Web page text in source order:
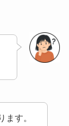
ます。